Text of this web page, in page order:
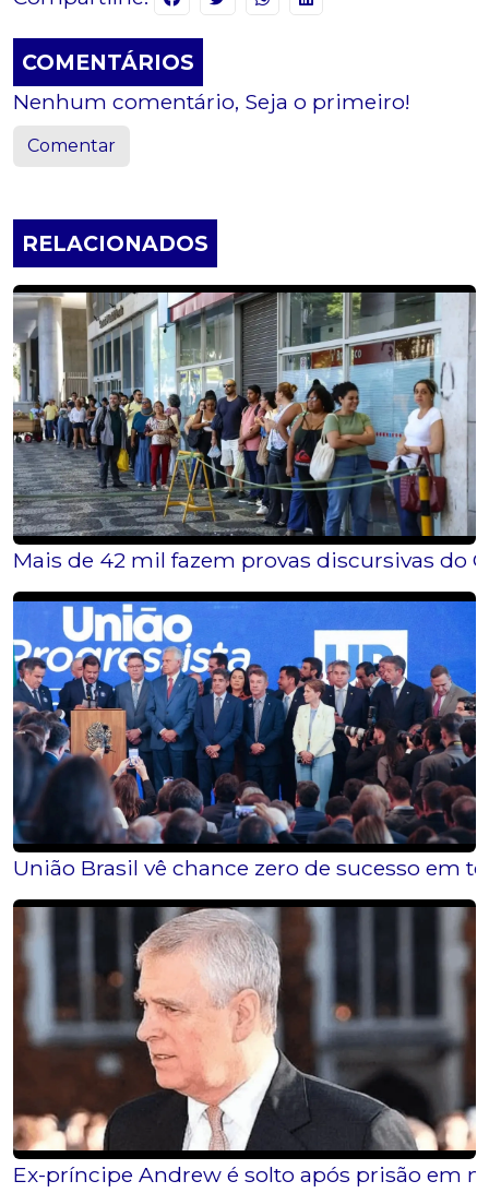
COMENTÁRIOS
Nenhum comentário, Seja o primeiro!
Comentar
RELACIONADOS
Mais de 42 mil fazem provas discursivas do
União Brasil vê chance zero de sucesso em
Ex-príncipe Andrew é solto após prisão em